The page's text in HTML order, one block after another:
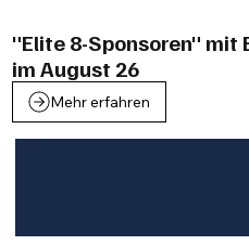
"Elite 8-Sponsoren"
im August 26
Mehr erfahren